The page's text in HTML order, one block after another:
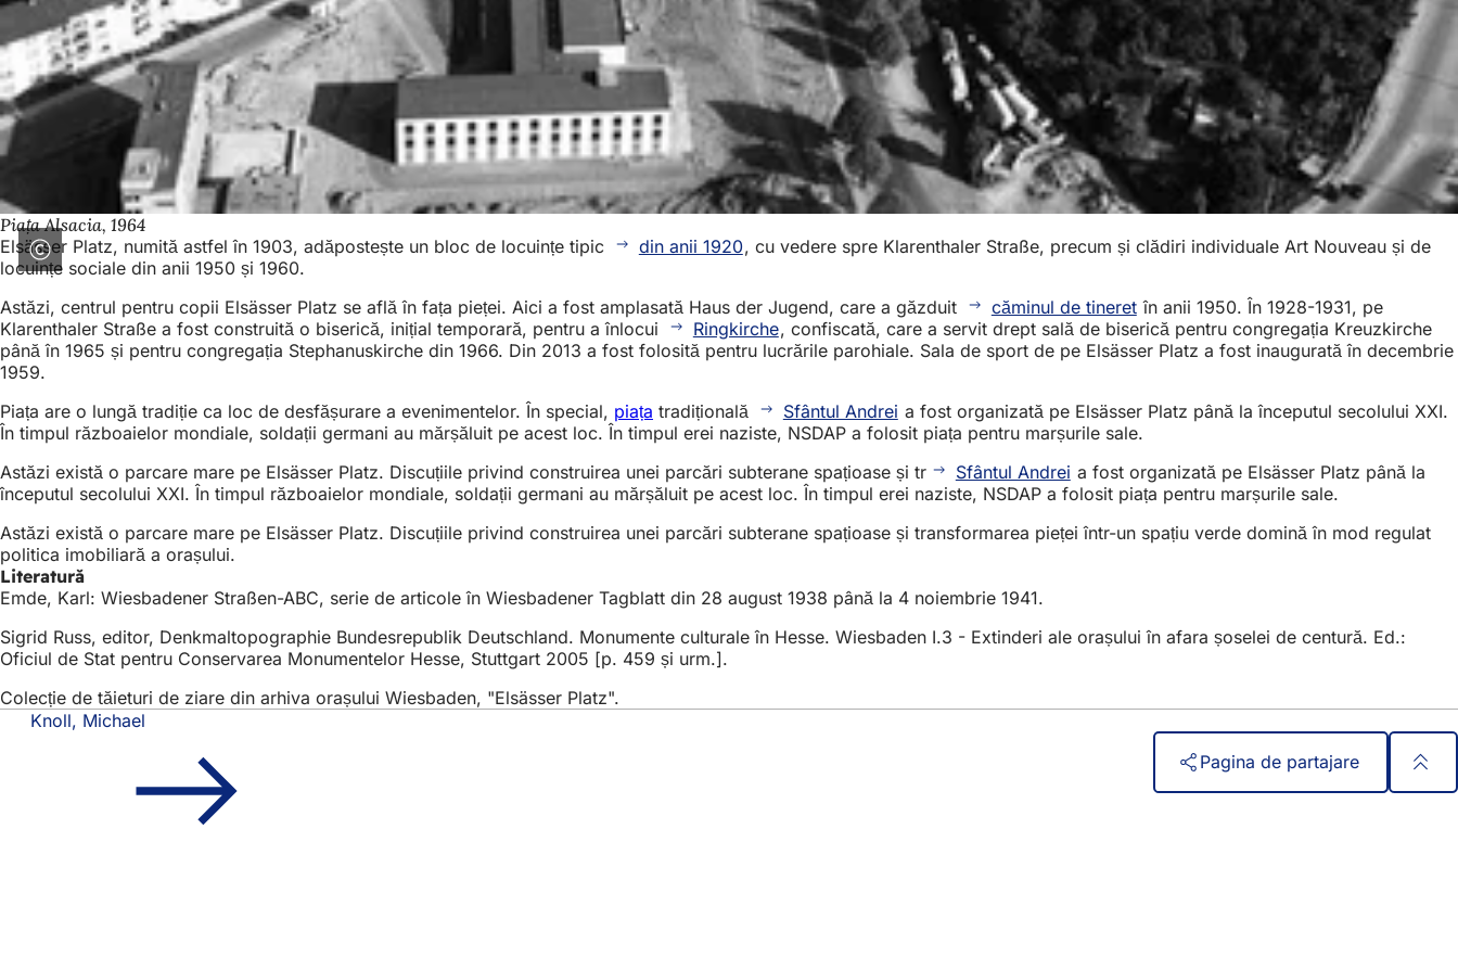
Piața Alsacia, 1964
Elsässer Platz, numită astfel în 1903, adăpostește un bloc de locuințe tipic
din anii 1920, cu vedere spre Klarenthaler Straße, precum și clădiri individuale Art Nouveau și de
locuințe sociale din anii 1950 și 1960.
Astăzi, centrul pentru copii Elsässer Platz se află în fața pieței. Aici a fost amplasată Haus der Jugend, care a găzduit
căminul de tineret în anii 1950. În 1928-1931, pe
Klarenthaler Straße a fost construită o biserică, inițial temporară, pentru a înlocui
Ringkirche, confiscată, care a servit drept sală de biserică pentru congregația Kreuzkirche
până în 1965 și pentru congregația Stephanuskirche din 1966. Din 2013 a fost folosită pentru lucrările parohiale. Sala de sport de pe Elsässer Platz a fost inaugurată în decembrie
1959.
Piața are o lungă tradiție ca loc de desfășurare a evenimentelor. În special, piața tradițională Sfântul Andrei a fost organizată pe Elsässer Platz până la începutul secolului XXI.
În timpul războaielor mondiale, soldații germani au mărșăluit pe acest loc. În timpul erei naziste, NSDAP a folosit piața pentru marșurile sale.
Astăzi există o parcare mare pe Elsässer Platz. Discuțiile privind construirea unei parcări subterane spațioase și tr
Sfântul Andrei a fost organizată pe Elsässer Platz până la
începutul secolului XXI. În timpul războaielor mondiale, soldații germani au mărșăluit pe acest loc. În timpul erei naziste, NSDAP a folosit piața pentru marșurile sale.
Astăzi există o parcare mare pe Elsässer Platz. Discuțiile privind construirea unei parcări subterane spațioase și transformarea pieței într-un spațiu verde domină în mod regulat
politica imobiliară a orașului.
Literatură
Emde, Karl: Wiesbadener Straßen-ABC, serie de articole în Wiesbadener Tagblatt din 28 august 1938 până la 4 noiembrie 1941.
Sigrid Russ, editor, Denkmaltopographie Bundesrepublik Deutschland. Monumente culturale în Hesse. Wiesbaden I.3 - Extinderi ale orașului în afara șoselei de centură. Ed.:
Oficiul de Stat pentru Conservarea Monumentelor Hesse, Stuttgart 2005 [p. 459 și urm.].
Colecție de tăieturi de ziare din arhiva orașului Wiesbaden, "Elsässer Platz".
Knoll, Michael
Pagina de partajare